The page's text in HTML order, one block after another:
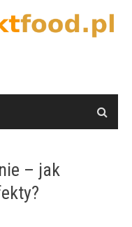
– jak